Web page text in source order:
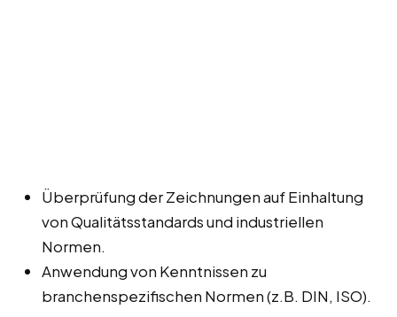
Überprüfung der Zeichnungen auf Einhaltung
von Qualitätsstandards und industriellen
Normen.
Anwendung von Kenntnissen zu
branchenspezifischen Normen (z.B. DIN, ISO).